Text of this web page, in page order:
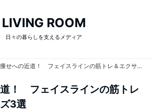
LIVING ROOM
日々の暮らしを支えるメディア
顔痩せへの近道！ フェイスラインの筋トレ＆エクササイズ3選
！ フェイスラインの筋トレ
3選